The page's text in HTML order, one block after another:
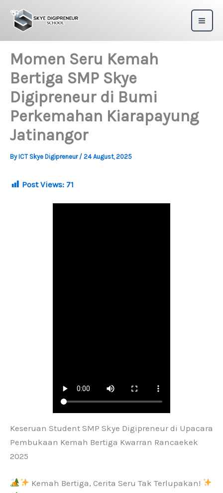
content
Momen Seru Kemah
Bertiga SMP Skye
Digipreneur di Bumi
Perkemahan Kiarapayung
Jatinangor
By ICT Skye Digipreneur / 24 August, 2025
Post Views: 71
Keseruan Student SMP Skye Digipreneur di Upacara
Pembukaan Kemah Bertiga Kwarran Rancaekek
2025
Kemah Bertiga, Cerita Seru Tak Terlupakan!